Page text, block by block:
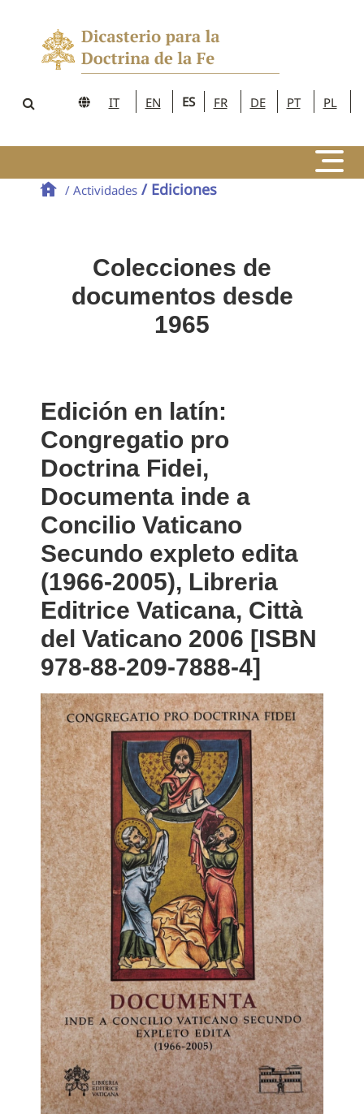
IT EN ES FR DE PT PL
/ Actividades / Ediciones
Colecciones de
documentos desde
1965
Edición en latín:
Congregatio pro
Doctrina Fidei,
Documenta inde a
Concilio Vaticano
Secundo expleto edita
(1966-2005), Libreria
Editrice Vaticana, Città
del Vaticano 2006 [ISBN
978-88-209-7888-4]